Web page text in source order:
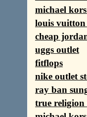
michael
louis
cheap
uggs outlet
fitflops
nike outlet
ray ban
true religion